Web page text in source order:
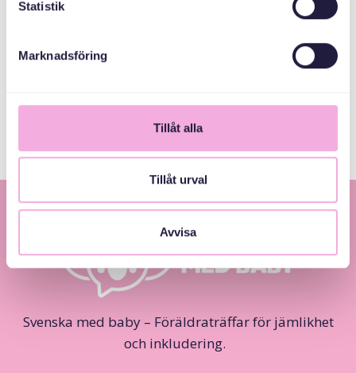
Statistik
Marknadsföring
Tillåt alla
Tillåt urval
Avvisa
Svenska med baby – Föräldraträffar för jämlikhet
och inkludering.